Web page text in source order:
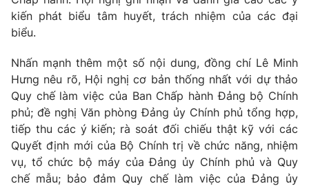
kiến phát biểu tâm huyết, trách nhiệm của các đại
biểu.
Nhấn mạnh thêm một số nội dung, đồng chí Lê Minh
Hưng nêu rõ, Hội nghị cơ bản thống nhất với dự thảo
Quy chế làm việc của Ban Chấp hành Đảng bộ Chính
phủ; đề nghị Văn phòng Đảng ủy Chính phủ tổng hợp,
tiếp thu các ý kiến; rà soát đối chiếu thật kỹ với các
Quyết định mới của Bộ Chính trị về chức năng, nhiệm
vụ, tổ chức bộ máy của Đảng ủy Chính phủ và Quy
chế mẫu; bảo đảm Quy chế làm việc của Đảng ủy